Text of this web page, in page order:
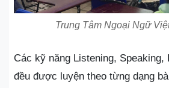
Trung Tâm Ngoại Ngữ
Các kỹ năng Listening, Speaking,
đều được luyện theo từng dạng